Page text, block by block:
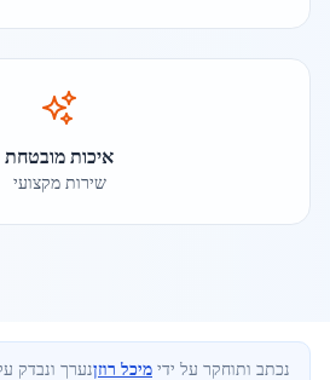
איכות מובטחת
שירות מקצועי
נכתב ותוחקר על ידי מיכל רוזןנערך ונבדק